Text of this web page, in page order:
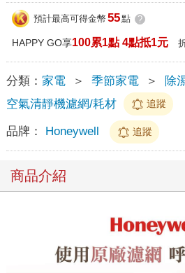
預計最高可得金幣 55點 ?
HAPPY GO享100累1點 4點抵1元
分類： 家電 ＞ 季節家電 ＞ 除
空氣清靜機濾網/耗材
追蹤
品牌： Honeywell 追蹤
商品介紹